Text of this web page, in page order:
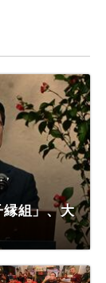
組」、大